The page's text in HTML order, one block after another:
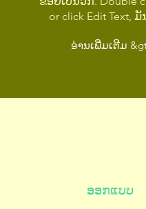
or click Edit Text, ມັ
ອ່ານເພີ່ມເຕີມ
ອອກ​ແບບ